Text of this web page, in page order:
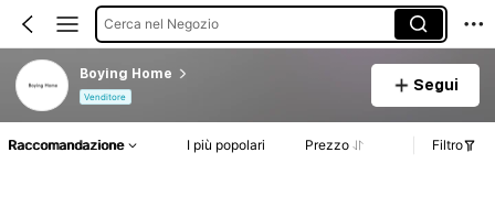
Cerca nel Negozio
Boying Home
Venditore
Segui
Raccomandazione I più popolari Prezzo Filtro